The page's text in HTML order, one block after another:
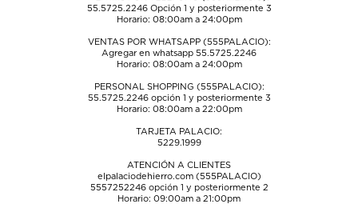
55.5725.2246Opción 1 y posteriormente 3
Horario: 08:00am a 24:00pm
VENTAS POR WHATSAPP (555PALACIO):
Agregar en whatsapp 55.5725.2246
Horario: 08:00am a 24:00pm
PERSONAL SHOPPING (555PALACIO):
55.5725.2246opción 1 y posteriormente 3
Horario: 08:00am a 22:00pm
TARJETA PALACIO:
5229.1999
ATENCIÓN A CLIENTES
elpalaciodehierro.com (555PALACIO)
5557252246opción 1 y posteriormente 2
Horario: 09:00am a 21:00pm